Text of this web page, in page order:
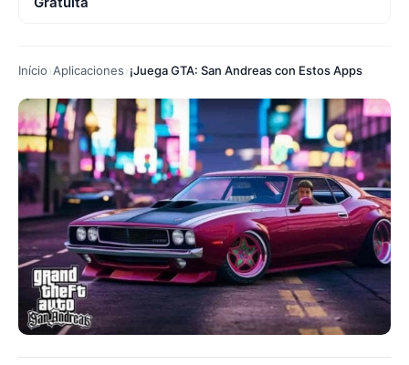
Início Aplicaciones ¡Juega GTA: San Andreas con Estos Apps